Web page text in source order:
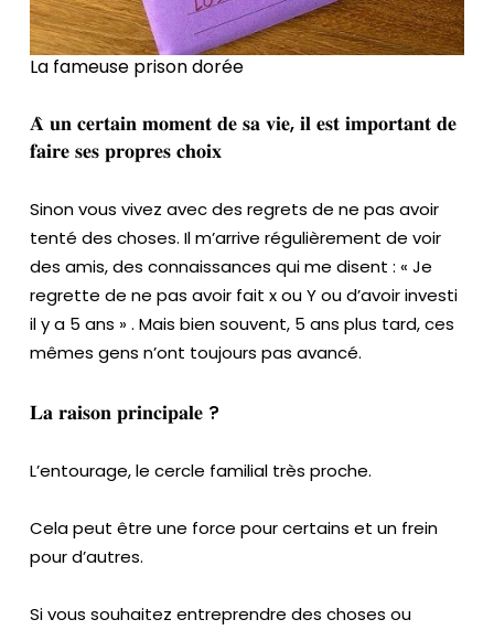
o
s
La fameuse prison dorée
𝐀̀ 𝐮𝐧 𝐜𝐞𝐫𝐭𝐚𝐢𝐧 𝐦𝐨𝐦𝐞𝐧𝐭 𝐝𝐞 𝐬𝐚 𝐯𝐢𝐞, 𝐢𝐥 𝐞𝐬𝐭 𝐢𝐦𝐩𝐨𝐫𝐭𝐚𝐧𝐭 𝐝𝐞
𝐟𝐚𝐢𝐫𝐞 𝐬𝐞𝐬 𝐩𝐫𝐨𝐩𝐫𝐞𝐬 𝐜𝐡𝐨𝐢𝐱
Sinon vous vivez avec des regrets de ne pas avoir
tenté des choses. Il m’arrive régulièrement de voir
des amis, des connaissances qui me disent : « Je
regrette de ne pas avoir fait x ou Y ou d’avoir investi
il y a 5 ans » . Mais bien souvent, 5 ans plus tard, ces
mêmes gens n’ont toujours pas avancé.
𝐋𝐚 𝐫𝐚𝐢𝐬𝐨𝐧 𝐩𝐫𝐢𝐧𝐜𝐢𝐩𝐚𝐥𝐞 ?
L’entourage, le cercle familial très proche.
Cela peut être une force pour certains et un frein
pour d’autres.
Si vous souhaitez entreprendre des choses ou